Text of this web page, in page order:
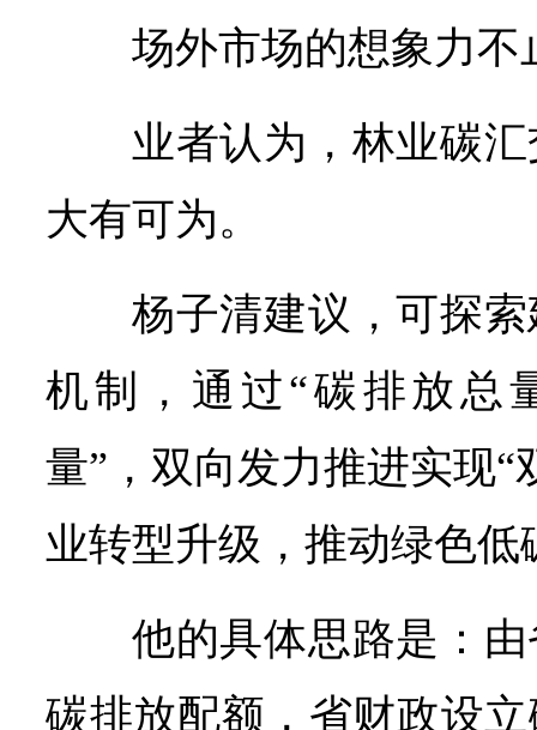
场外市场的想象力不
业者认为，林业碳
大有可为。
杨子清建议，可探
机制，通过“碳排放总
量”，双向发力推进实现“
业转型升级，推动绿色低
他的具体思路是：
碳排放配额，省财政设